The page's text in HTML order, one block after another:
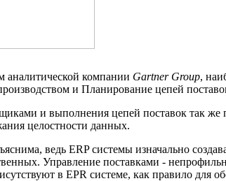
аналитической компании Gartner Group,
и Планирование цепей
и выполнения цепей поставок так
целостности данных.
ведь ERP системы изначально
Управление поставками -
в EPR системе, как правило для